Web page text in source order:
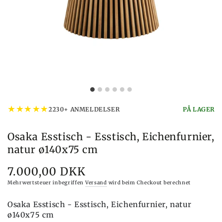
★★★★★2230+ ANMELDELSER PÅ LAGER
Osaka Esstisch - Esstisch, Eichenfurnier,
natur ø140x75 cm
Preis
7.000,00 DKK
Mehrwertsteuer inbegriffen Versand wird beim Checkout berechnet
Osaka Esstisch - Esstisch, Eichenfurnier, natur
ø140x75 cm